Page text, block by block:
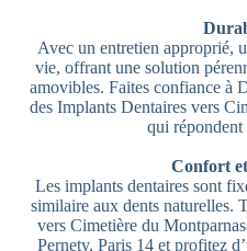
Avec un entretien approprié,
vie, offrant une solution
amovibles. Faites confiance à
des Implants Dentaires vers
qui répondent
Confort
Les implants dentaires sont
similaire aux dents naturelles.
vers Cimetière du
Pernety, Paris 14 et profitez